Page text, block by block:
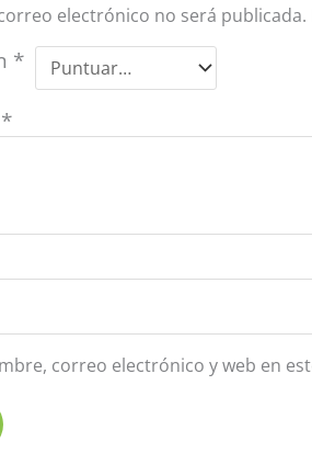
electrónico no será publicada.
*
*
correo electrónico y web en